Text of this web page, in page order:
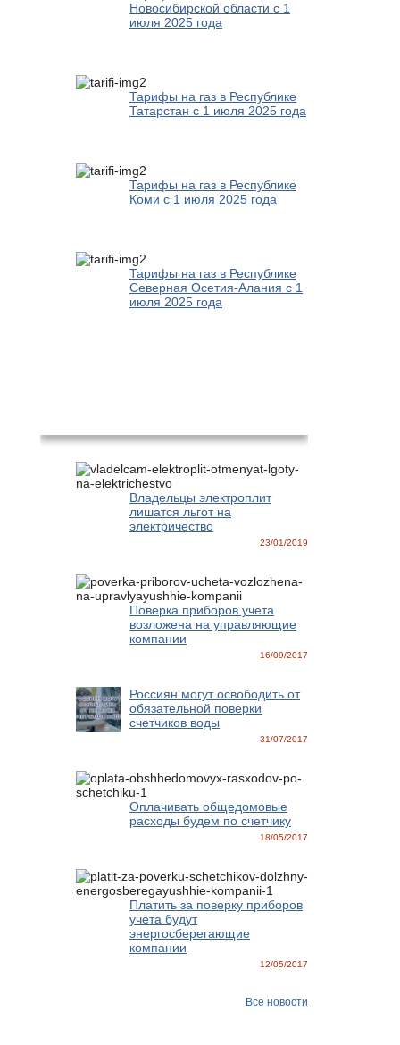
Новосибирской области с 1
июля 2025 года
Тарифы на газ в Республике
Татарстан с 1 июля 2025 года
Тарифы на газ в Республике
Коми с 1 июля 2025 года
Тарифы на газ в Республике
Северная Осетия-Алания с 1
июля 2025 года
Владельцы электроплит
лишатся льгот на
электричество
23/01/2019
Поверка приборов учета
возложена на управляющие
компании
16/09/2017
Россиян могут освободить от
обязательной поверки
счетчиков воды
31/07/2017
Оплачивать общедомовые
расходы будем по счетчику
18/05/2017
Платить за поверку приборов
учета будут
энергосберегающие
компании
12/05/2017
Все новости